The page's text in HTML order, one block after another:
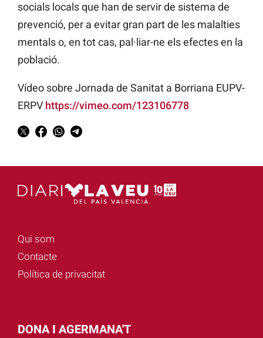
socials locals que han de servir de sistema de
prevenció, per a evitar gran part de les malalties
mentals o, en tot cas, pal·liar-ne els efectes en la
població.
Vídeo sobre Jornada de Sanitat a Borriana EUPV-
ERPV https://vimeo.com/123106778
Qui som
Contacte
Política de privacitat
DONA I AGERMANA'T